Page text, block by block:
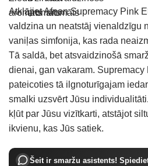
Atklājiet Afnan Supremacy Pink
valdzina un neatstāj vienaldzīgu
vaniļas simfonija, kas rada
Tā saldā, bet atsvaidzinošā
dienai, gan vakaram. Supremacy
pateicoties tā ilgnoturīgajam
smalki uzsvērt Jūsu
kļūt par Jūsu vizītkarti, atstājot
ikvienu, kas Jūs satiek.
Šeit ir smaržu asistents!